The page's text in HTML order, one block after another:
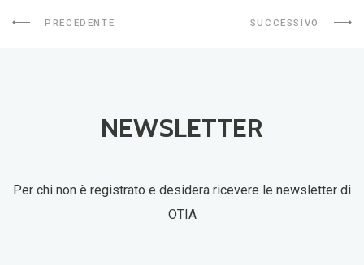
PRECEDENTE SUCCESSIVO
NEWSLETTER
Per chi non è registrato e desidera ricevere le newsletter di
OTIA